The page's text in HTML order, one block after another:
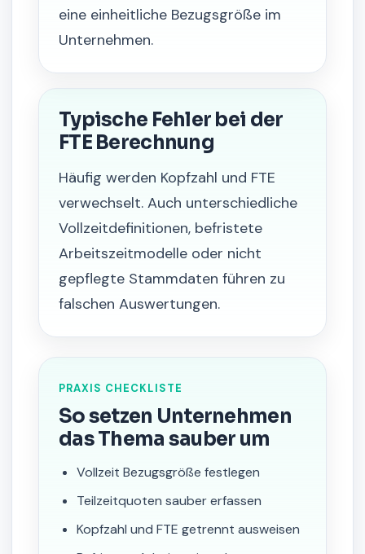
eine einheitliche Bezugsgröße im
Unternehmen.
Typische Fehler bei der
FTE Berechnung
Häufig werden Kopfzahl und FTE
verwechselt. Auch unterschiedliche
Vollzeitdefinitionen, befristete
Arbeitszeitmodelle oder nicht
gepflegte Stammdaten führen zu
falschen Auswertungen.
PRAXIS CHECKLISTE
So setzen Unternehmen
das Thema sauber um
Vollzeit Bezugsgröße festlegen
Teilzeitquoten sauber erfassen
Kopfzahl und FTE getrennt ausweisen